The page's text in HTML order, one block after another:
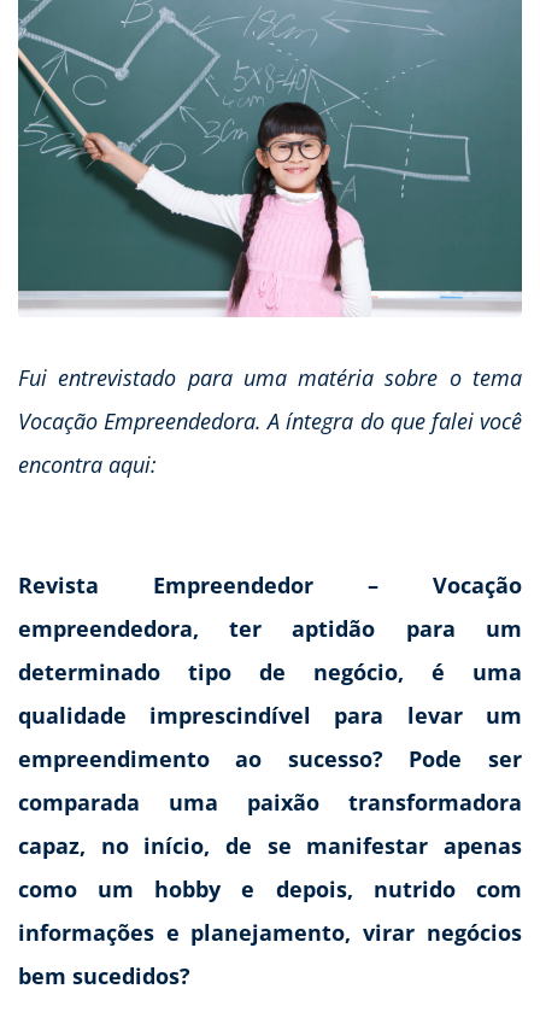
Fui entrevistado para uma matéria sobre o tema
Vocação Empreendedora. A íntegra do que falei você
encontra aqui:
Revista Empreendedor – Vocação
empreendedora, ter aptidão para um
determinado tipo de negócio, é uma
qualidade imprescindível para levar um
empreendimento ao sucesso? Pode ser
comparada uma paixão transformadora
capaz, no início, de se manifestar apenas
como um hobby e depois, nutrido com
informações e planejamento, virar negócios
bem sucedidos?